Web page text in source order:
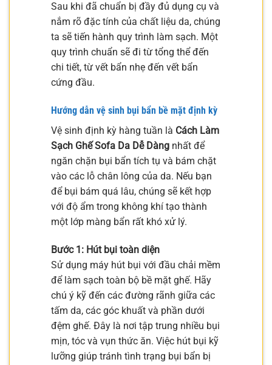
Sau khi đã chuẩn bị đầy đủ dụng cụ và
nắm rõ đặc tính của chất liệu da, chúng
ta sẽ tiến hành quy trình làm sạch. Một
quy trình chuẩn sẽ đi từ tổng thể đến
chi tiết, từ vết bẩn nhẹ đến vết bẩn
cứng đầu.
Hướng dẫn vệ sinh bụi bẩn bề mặt định kỳ
Vệ sinh định kỳ hàng tuần là Cách Làm
Sạch Ghế Sofa Da Dễ Dàng nhất để
ngăn chặn bụi bẩn tích tụ và bám chặt
vào các lỗ chân lông của da. Nếu bạn
để bụi bám quá lâu, chúng sẽ kết hợp
với độ ẩm trong không khí tạo thành
một lớp màng bẩn rất khó xử lý.
Bước 1: Hút bụi toàn diện
Sử dụng máy hút bụi với đầu chải mềm
để làm sạch toàn bộ bề mặt ghế. Hãy
chú ý kỹ đến các đường rãnh giữa các
tấm da, các góc khuất và phần dưới
đệm ghế. Đây là nơi tập trung nhiều bụi
mịn, tóc và vụn thức ăn. Việc hút bụi kỹ
lưỡng giúp tránh tình trạng bụi bẩn bị